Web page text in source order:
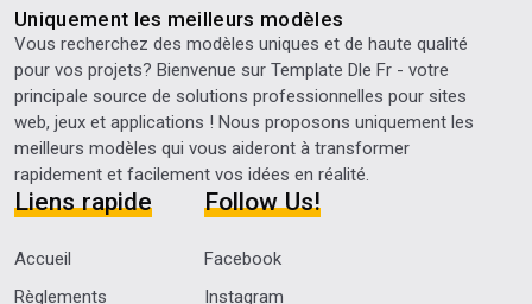
Uniquement les meilleurs modèles
Vous recherchez des modèles uniques et de haute qualité
pour vos projets? Bienvenue sur Template Dle Fr - votre
principale source de solutions professionnelles pour sites
web, jeux et applications ! Nous proposons uniquement les
meilleurs modèles qui vous aideront à transformer
rapidement et facilement vos idées en réalité.
Liens rapide
Accueil
Règlements
Follow Us!
Facebook
Instagram